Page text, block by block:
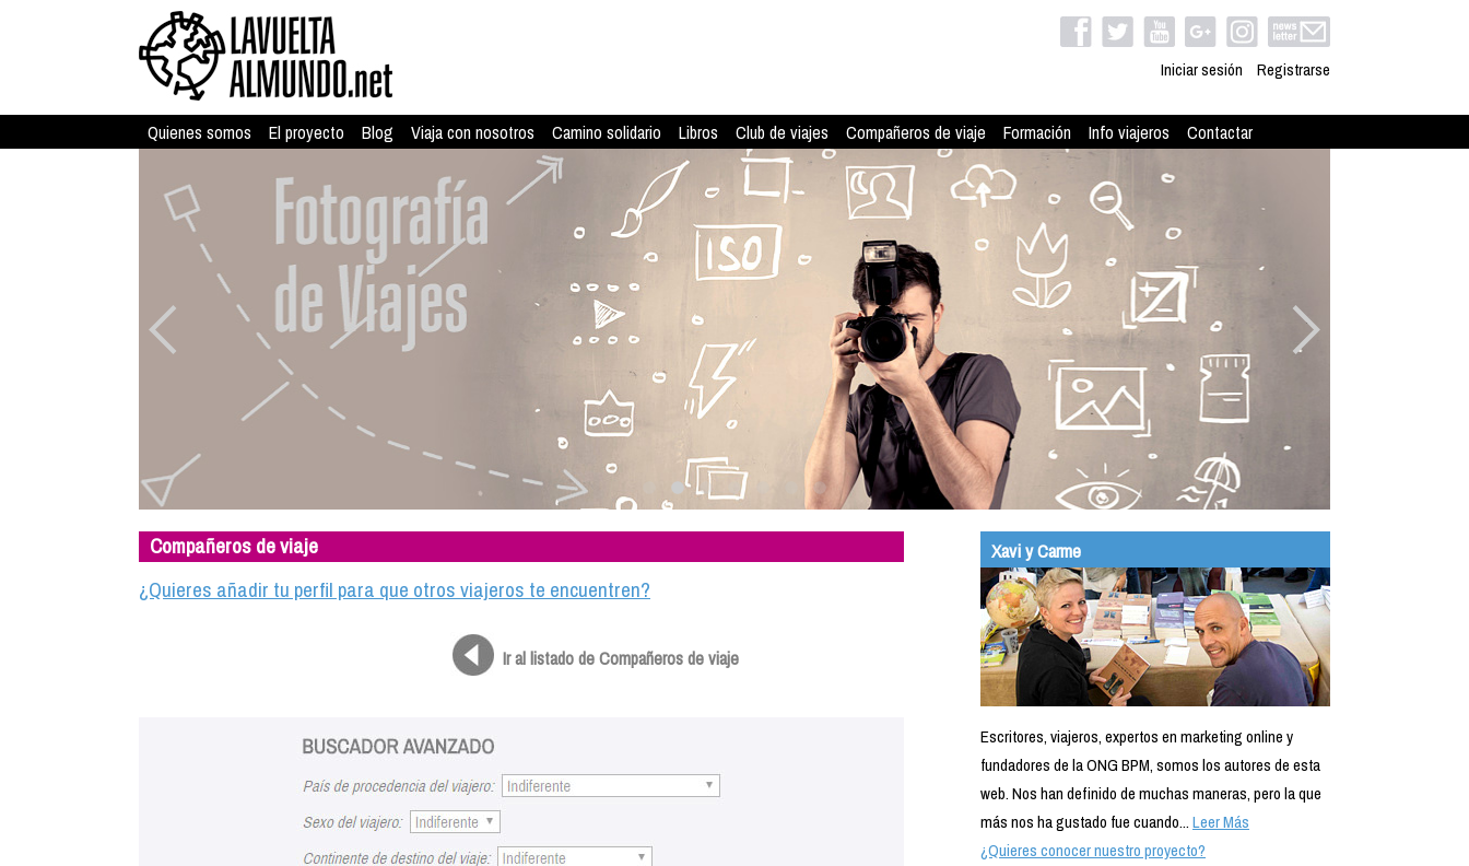
Iniciar sesión Registrarse
Quienes somos El proyecto Blog Viaja con nosotros Camino solidario Libros Club de viajes Compañeros de viaje Formación Info viajeros Contactar
Compañeros de viaje
¿Quieres añadir tu perfil para que otros viajeros te encuentren?
Ir al listado de Compañeros de viaje
Xavi y Carme
Escritores, viajeros, expertos en marketing online y
fundadores de la ONG BPM, somos los autores de esta
web. Nos han definido de muchas maneras, pero la que
más nos ha gustado fue cuando...Leer Más
¿Quieres conocer nuestro proyecto?